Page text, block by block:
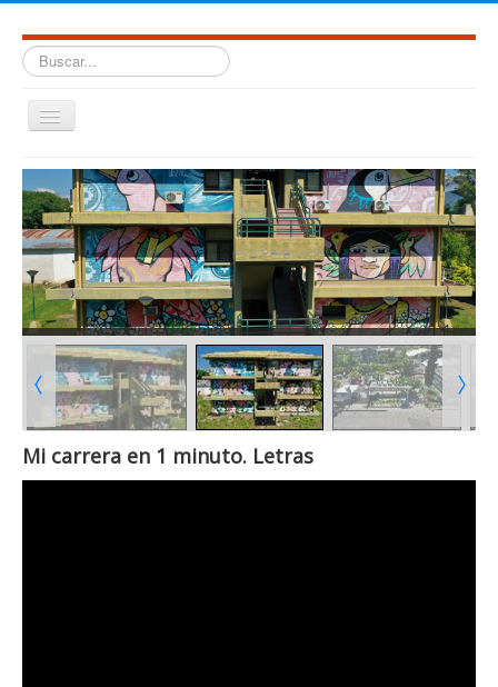
Buscar...
Cambiar
navegación
≡
Mi carrera en 1 minuto. Letras